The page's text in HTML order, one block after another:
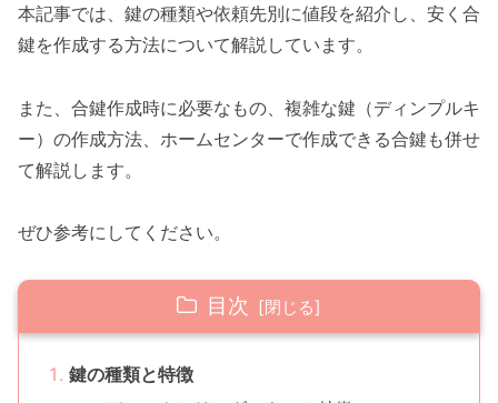
本記事では、鍵の種類や依頼先別に値段を紹介し、安く合
鍵を作成する方法について解説しています。
また、合鍵作成時に必要なもの、複雑な鍵（ディンプルキ
ー）の作成方法、ホームセンターで作成できる合鍵も併せ
て解説します。
ぜひ参考にしてください。
目次
鍵の種類と特徴